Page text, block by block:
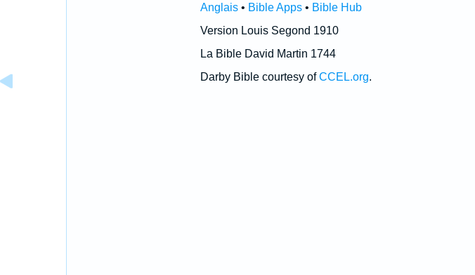
Anglais• Bible Apps• Bible Hub
Version Louis Segond 1910
La Bible David Martin 1744
Darby Bible courtesy ofCCEL.org.